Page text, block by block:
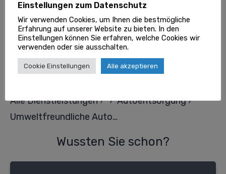
Redaktionund angeschlossenen Fachexperten.
TEILEN
Share 0 Tweet Pin
Alle Dienstleistungen / / Autoentsorgung /
Umweltfreundliche Autoentsorgung in Berlin: Kostenloses Verschrotten für nachhaltige Zukunft
Wussten Sie schon?
Einstellungen zum Datenschutz
Wir verwenden Cookies, um Ihnen die bestmögliche
Erfahrung auf unserer Website zu bieten. In den
Einstellungen können Sie erfahren, welche Cookies wir
verwenden oder sie ausschalten.
Cookie Einstellungen Alle akzeptieren